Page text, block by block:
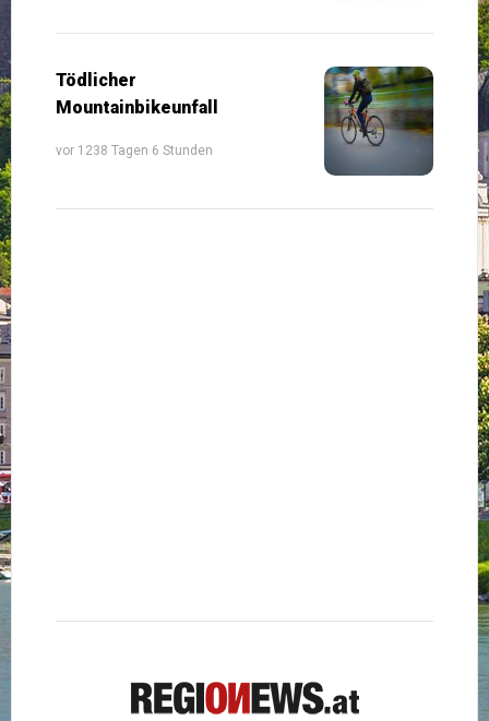
Tödlicher
Mountainbikeunfall
vor 1238 Tagen 6 Stunden